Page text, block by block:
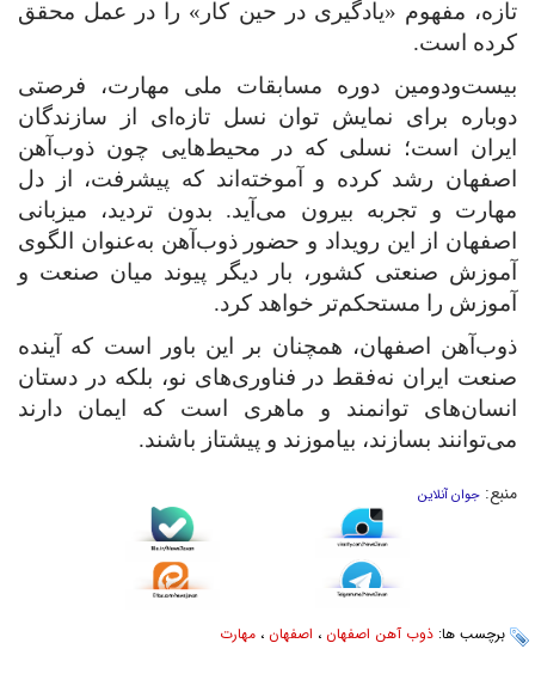
تازه، مفهوم «یادگیری در حین کار» را در عمل محقق
کرده است.
بیست‌ودومین دوره مسابقات ملی مهارت، فرصتی
دوباره برای نمایش توان نسل تازه‌ای از سازندگان
ایران است؛ نسلی که در محیط‌هایی چون ذوب‌آهن
اصفهان رشد کرده و آموخته‌اند که پیشرفت، از دل
مهارت و تجربه بیرون می‌آید. بدون تردید، میزبانی
اصفهان از این رویداد و حضور ذوب‌آهن به‌عنوان الگوی
آموزش صنعتی کشور، بار دیگر پیوند میان صنعت و
آموزش را مستحکم‌تر خواهد کرد.
ذوب‌آهن اصفهان، همچنان بر این باور است که آینده
صنعت ایران نه‌فقط در فناوری‌های نو، بلکه در دستان
انسان‌های توانمند و ماهری است که ایمان دارند
می‌توانند بسازند، بیاموزند و پیشتاز باشند.
منبع: جوان آنلاین
برچسب ها: ذوب آهن اصفهان ، اصفهان ، مهارت